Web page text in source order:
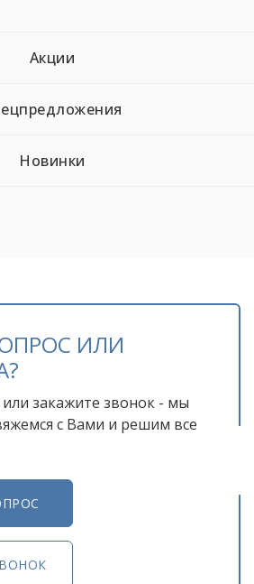
Акции
Новинки
ИЛИ
закажите звонок - мы
с Вами и решим все